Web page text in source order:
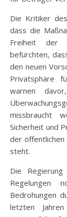
Die Kritiker
dass die
Freiheit der
befürchten,
den neuen
Privatsphäre
warnen
missbraucht
Sicherheit und
der
steht.
Die
Regelungen
Bedrohungen
letzten